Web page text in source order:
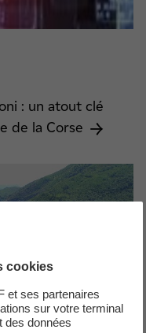
: un atout clé
de la Corse
cookies
et ses partenaires
sur votre terminal
des données